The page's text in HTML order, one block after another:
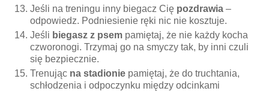
Jeśli na treningu inny biegacz Cię pozdrawia –
odpowiedz. Podniesienie ręki nic nie kosztuje.
Jeśli biegasz z psem pamiętaj, że nie każdy kocha
czworonogi. Trzymaj go na smyczy tak, by inni czuli
się bezpiecznie.
Trenując na stadionie pamiętaj, że do truchtania,
schłodzenia i odpoczynku między odcinkami